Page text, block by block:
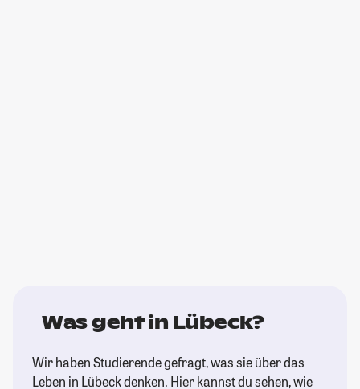
Was geht in Lübeck?
Wir haben Studierende gefragt, was sie über das
Leben in Lübeck denken. Hier kannst du sehen, wie